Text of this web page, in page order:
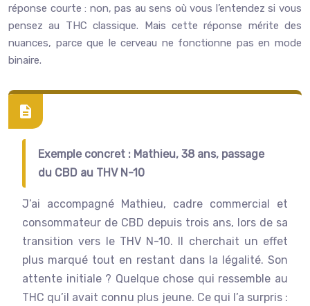
réponse courte : non, pas au sens où vous l’entendez si vous
pensez au THC classique. Mais cette réponse mérite des
nuances, parce que le cerveau ne fonctionne pas en mode
binaire.
Exemple concret : Mathieu, 38 ans, passage
du CBD au THV N-10
J’ai accompagné Mathieu, cadre commercial et
consommateur de CBD depuis trois ans, lors de sa
transition vers le THV N-10. Il cherchait un effet
plus marqué tout en restant dans la légalité. Son
attente initiale ? Quelque chose qui ressemble au
THC qu’il avait connu plus jeune. Ce qui l’a surpris :